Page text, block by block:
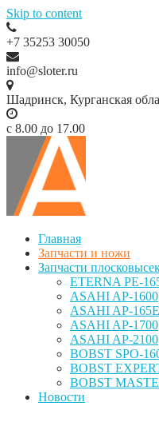
Skip to content
+7 35253 30050
info@sloter.ru
Шадринск, Курганская
с 8.00 до 17.00
Главная
Запчасти и ножи
Запчасти
ETERNA PE-
ASAHI AP-1600
ASAHI AP-
ASAHI AP-1700
ASAHI AP-2100
BOBST SPO-
BOBST
BOBST
Новости